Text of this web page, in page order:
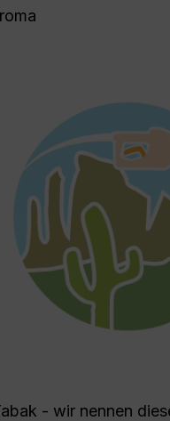
- wir nennen